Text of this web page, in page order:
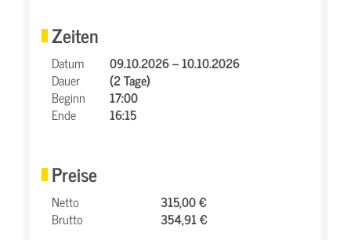
Zeiten
Datum
09.10.2026 – 10.10.2026
Dauer
(2 Tage)
Beginn
17:00
Ende
16:15
Preise
Netto
315,00 €
Brutto
354,91 €